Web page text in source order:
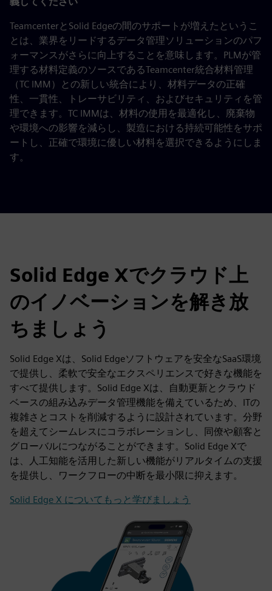
TeamcenterとSolid Edgeの間のサポートが増えたというこ
とは、業界をリードするデータ管理ソリューションのパフ
ォーマンスがさらに向上することを意味します。PLMが管
理する材料定義のソースであるTeamcenter統合材料管理
（TC IMM）との新しい統合により、材料データの正確
性、一貫性、トレーサビリティ、およびセキュリティを管
理できます。TC IMMは、材料の使用を最適化し、廃棄物
や環境への影響を減らし、製造における持続可能性をサポ
ートし、正確で環境に優しい材料を選択できるようにしま
す。
Solid Edge Xでクラウド上
のイノベーションを解き放
ちましょう
Solid Edge Xは、Solid Edgeソフトウェアを安全なSaaS環境
で提供し、柔軟で安全なエクスペリエンスで好きな機能を
すべて提供します。Solid Edge Xは、自動更新とクラウド
ベースの組み込みデータ管理機能を備えているため、ITの
複雑さとコストを削減するように設計されています。分野
を超えてシームレスにコラボレーションし、同僚や顧客と
グローバルにつながることができます。Solid Edge Xで
は、人工知能を活用した新しい機能がリアルタイムの支援
を提供し、ワークフローの中断を最小限に抑えます。
Solid Edge X についてもっと学びましょう